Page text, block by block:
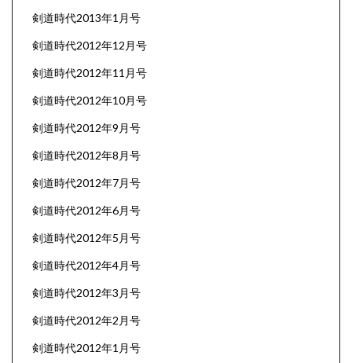
剣道時代2013年1月号
剣道時代2012年12月号
剣道時代2012年11月号
剣道時代2012年10月号
剣道時代2012年9月号
剣道時代2012年8月号
剣道時代2012年7月号
剣道時代2012年6月号
剣道時代2012年5月号
剣道時代2012年4月号
剣道時代2012年3月号
剣道時代2012年2月号
剣道時代2012年1月号